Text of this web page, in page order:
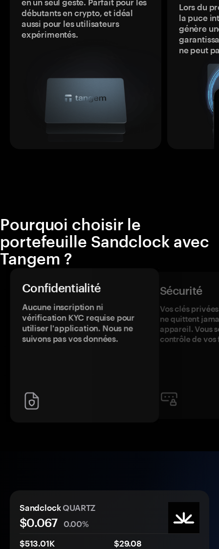
en un seul geste. Parfait pour les
débutants en crypto, et idéal
aussi pour les utilisateurs
expérimentés.
Lors du
la puce
génère
ne peut
Pourquoi choisir le
portefeuille Sandclock avec
Tangem ?
Confidentialité
Aucune inscription ni
vérification KYC requise pour
utiliser l'application. Nous ne
suivons pas vos données.
Sécurité
Vos clés
ne quittent
appareil. Vous
contrôle de vos
SandclockQUARTZ
$0.067
0.00%
$513.01K
$29.08